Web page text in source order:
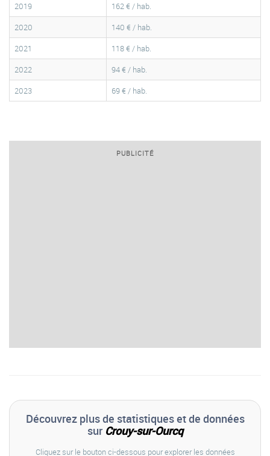
2019
162 € / hab.
2020
140 € / hab.
2021
118 € / hab.
2022
94 € / hab.
2023
69 € / hab.
PUBLICITÉ
Découvrez plus de statistiques et de données
sur Crouy-sur-Ourcq
Cliquez sur le bouton ci-dessous pour explorer les données